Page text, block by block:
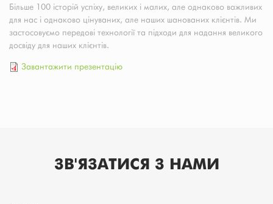
Більше 100 історій успіху, великих і малих, але однаково важливих
для нас і однаково цінуваних, але наших шанованих клієнтів. Ми
застосовуємо передові технології та підходи для надання великого
досвіду для наших клієнтів.
Завантажити презентацію
ЗВ'ЯЗАТИСЯ З НАМИ